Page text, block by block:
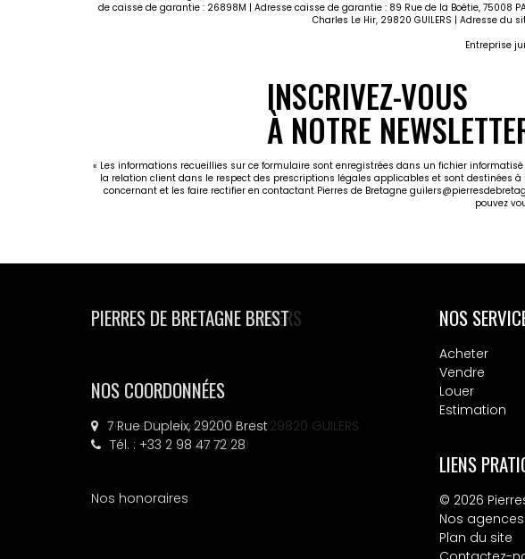
de caisse de garantie : 26898M | Adresse caisse de garantie : 89 Rue de la Boétie, 75008
Charles Le Hir, 29820 GUILERS | Adresse du
Entreprise
INSCRIVEZ-VOUS
À NOTRE
« Les informations recueillies sur ce formulaire sont enregistrées dans un fichier
la relation client dans le respect des prescriptions légales applicables et sont destinées
concernant et les faire rectifier en contactant Pierres de Bretagne
pouvez
PIERRES DE BRETAGNE GUILERS
NOS COORDONNÉES
30 rue Charles de Gaulle, 29820 GUILERS
Tél. : +33 2 98 36 40 20
Nos honoraires
NOS
Acheter
Vendre
Louer
Estimation
LIENS
© 2026
Nos agences
Plan du site